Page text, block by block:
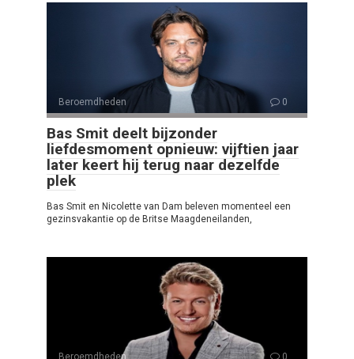
Beroemdheden 0
Bas Smit deelt bijzonder
liefdesmoment opnieuw: vijftien jaar
later keert hij terug naar dezelfde
plek
Bas Smit en Nicolette van Dam beleven momenteel een
gezinsvakantie op de Britse Maagdeneilanden,
Beroemdheden 0